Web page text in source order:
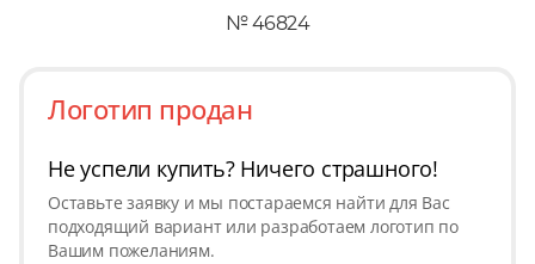
№ 46824
Логотип продан
Не успели купить? Ничего страшного!
Оставьте заявку и мы постараемся найти для Вас
подходящий вариант или разработаем логотип по
Вашим пожеланиям.